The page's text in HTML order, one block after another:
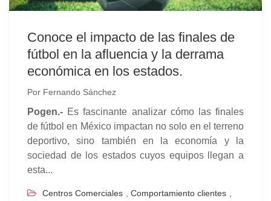
Conoce el impacto de las finales de
fútbol en la afluencia y la derrama
económica en los estados.
Por Fernando Sánchez
Pogen.- Es fascinante analizar cómo las finales
de fútbol en México impactan no solo en el terreno
deportivo, sino también en la economía y la
sociedad de los estados cuyos equipos llegan a
esta...
Centros Comerciales Comportamiento clientes